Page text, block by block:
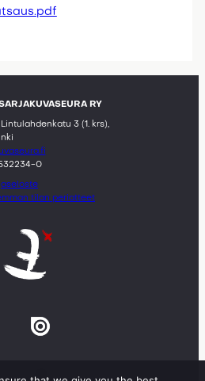
RY
3 (1. krs),
0
tilan periatteet